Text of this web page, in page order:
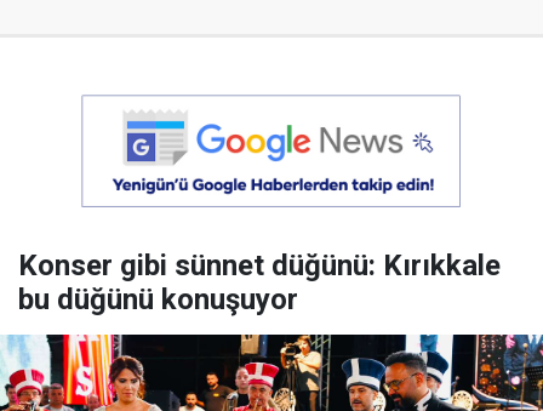
Konser gibi sünnet düğünü: Kırıkkale
bu düğünü konuşuyor